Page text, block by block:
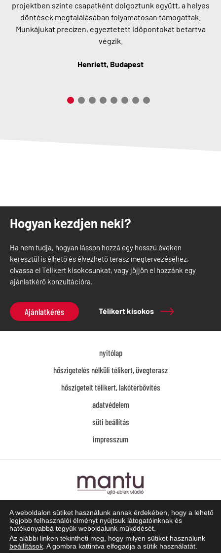
projektben szinte csapatként dolgoztunk együtt, a helyes
döntések megtalálásában folyamatosan támogattak.
Munkájukat precízen, egyeztetett időpontokat betartva
végzik.
Henriett, Budapest
Hogyan kezdjen neki?
Ha nem tudja, hogyan lásson hozzá egy hosszú éveken
keresztül is élhető és élvezhető terasz megtervezéséhez,
olvassa el Télikert kisokosunkat, vagy jöjjön el hozzánk egy
ajánlatkérő konzultációra.
Ajánlatkérés Télikert kisokos
nyitólap
hőszigetelés nélküli télikert, üvegterasz
hőszigetelt télikert, lakótérbővítés
adatvédelem
süti beállítás
impresszum
Mantu Ajtó-Ablak Stúdió
1139 Budapest, Röppentyű u. 73/A
Telefon:+36/20-519-4787
e-mailtelikert@mantu.hu
A weboldalon sütiket használunk annak érdekében, hogy a lehető
legjobb felhasználói élményt nyújtsuk látogatóinknak és
hatékonyabbá tegyük weboldalunk működését.
Az alábbi linken tekintheti meg, hogy milyen sütiket használunk
beállítások . A gombra kattintva elfogadja a sütik használatát.